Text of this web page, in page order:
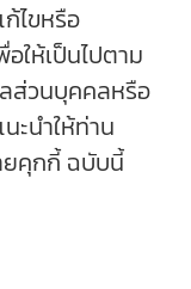
ไขหรือ
ให้เป็นไปตาม
ส่วนบุคคลหรือ
ะนำให้ท่าน
ยคุกกี้ ฉบับนี้